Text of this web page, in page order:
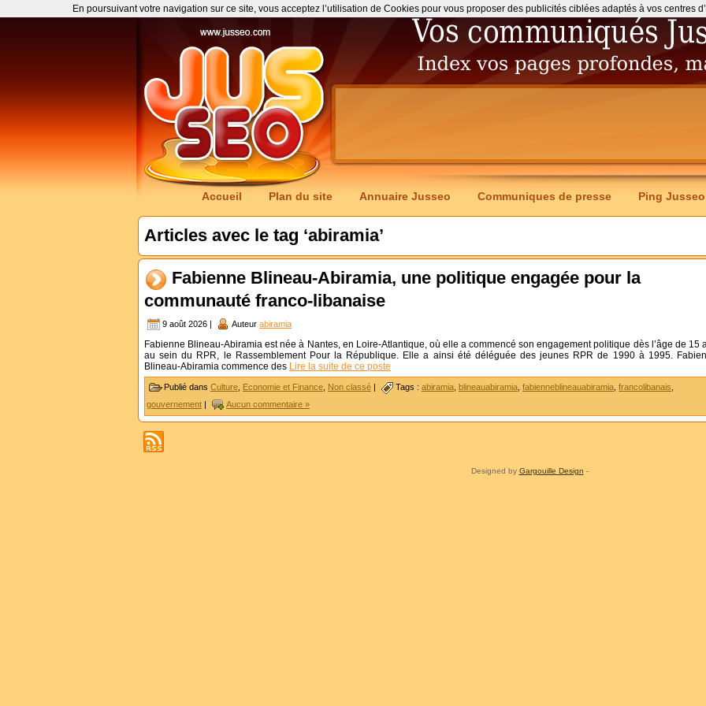
Accueil Plan du site Annuaire Jusseo Communiques de presse Ping Jusseo
Articles avec le tag ‘abiramia’
Fabienne Blineau-Abiramia, une politique engagée pour la
communauté franco-libanaise
9 août 2026 | Auteur abiramia
Fabienne Blineau-Abiramia est née à Nantes, en Loire-Atlantique, où elle a commencé son engagement politique dès l’âge de 15
au sein du RPR, le Rassemblement Pour la République. Elle a ainsi été déléguée des jeunes RPR de 1990 à 1995.
Blineau-Abiramia commence des Lire la suite de ce poste
Publié dans Culture Economie et Finance Non classé | Tags : abiramia blineauabiramia fabienneblineauabiramia francolibanais
gouvernement | Aucun commentaire »
Designed by Gargouille Design -
En poursuivant votre navigation sur ce site, vous acceptez l’utilisation de Cookies pour vous proposer des publicités ciblées adaptés à vos centres